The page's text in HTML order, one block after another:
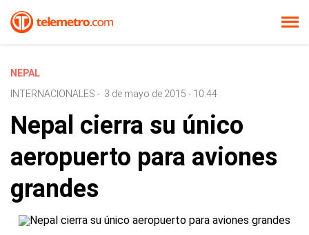
NEPAL
INTERNACIONALES - 3 de mayo de 2015 - 10:44
Nepal cierra su único
aeropuerto para aviones
grandes